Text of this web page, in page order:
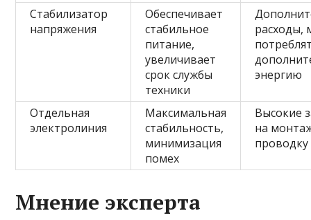
Стабилизатор
напряжения
Обеспечивает
стабильное
питание,
увеличивает
срок службы
техники
расходы,
энергию
Отдельная
электролиния
Максимальная
стабильность,
минимизация
помех
Высокие
на
проводку
Мнение эксперта